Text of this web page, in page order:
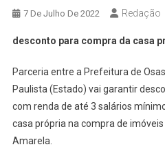
7 De Julho De 2022 Redação
desconto para compra da casa
Parceria entre a Prefeitura de
Paulista (Estado) vai garantir
com renda de até 3 salários
casa própria na compra de
Amarela.